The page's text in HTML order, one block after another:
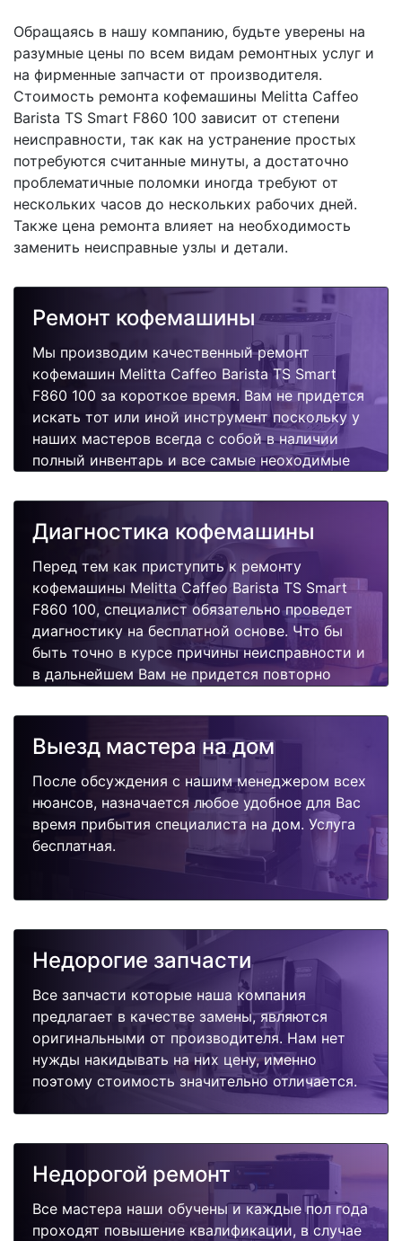
Обращаясь в нашу компанию, будьте уверены на
разумные цены по всем видам ремонтных услуг и
на фирменные запчасти от производителя.
Стоимость ремонта кофемашины Melitta Caffeo
Barista TS Smart F860 100 зависит от степени
неисправности, так как на устранение простых
потребуются считанные минуты, а достаточно
проблематичные поломки иногда требуют от
нескольких часов до нескольких рабочих дней.
Также цена ремонта влияет на необходимость
заменить неисправные узлы и детали.
Ремонт кофемашины
Мы производим качественный ремонт
кофемашин Melitta Caffeo Barista TS Smart
F860 100 за короткое время. Вам не придется
искать тот или иной инструмент поскольку у
наших мастеров всегда с собой в наличии
полный инвентарь и все самые неоходимые
Отремонтируем быстро, качественно и
недорого.
Диагностика кофемашины
Перед тем как приступить к ремонту
кофемашины Melitta Caffeo Barista TS Smart
F860 100, специалист обязательно проведет
диагностику на бесплатной основе. Что бы
быть точно в курсе причины неисправности и
в дальнейшем Вам не придется повторно
поломок.
Выезд мастера на дом
После обсуждения с нашим менеджером всех
нюансов, назначается любое удобное для Вас
время прибытия специалиста на дом. Услуга
бесплатная.
Недорогие запчасти
Все запчасти которые наша компания
предлагает в качестве замены, являются
оригинальными от производителя. Нам нет
нужды накидывать на них цену, именно
поэтому стоимость значительно отличается.
Недорогой ремонт
Все мастера наши обучены и каждые пол года
проходят повышение квалификации, в случае